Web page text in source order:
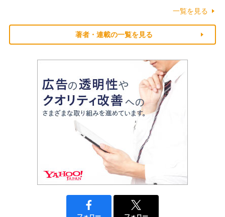
一覧を見る
著者・連載の一覧を見る